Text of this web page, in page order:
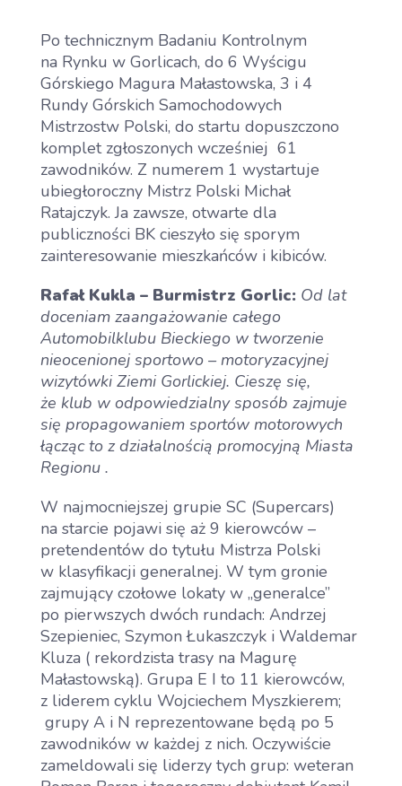
Po technicznym Badaniu Kontrolnym
na Rynku w Gorlicach, do 6 Wyścigu
Górskiego Magura Małastowska, 3 i 4
Rundy Górskich Samochodowych
Mistrzostw Polski, do startu dopuszczono
komplet zgłoszonych wcześniej 61
zawodników. Z numerem 1 wystartuje
ubiegłoroczny Mistrz Polski Michał
Ratajczyk. Ja zawsze, otwarte dla
publiczności BK cieszyło się sporym
zainteresowanie mieszkańców i kibiców.
Rafał Kukla – Burmistrz Gorlic: Od lat
doceniam zaangażowanie całego
Automobilklubu Bieckiego w tworzenie
nieocenionej sportowo – motoryzacyjnej
wizytówki Ziemi Gorlickiej. Cieszę się,
że klub w odpowiedzialny sposób zajmuje
się propagowaniem sportów motorowych
łącząc to z działalnością promocyjną Miasta
Regionu .
W najmocniejszej grupie SC (Supercars)
na starcie pojawi się aż 9 kierowców –
pretendentów do tytułu Mistrza Polski
w klasyfikacji generalnej. W tym gronie
zajmujący czołowe lokaty w „generalce”
po pierwszych dwóch rundach: Andrzej
Szepieniec, Szymon Łukaszczyk i Waldemar
Kluza ( rekordzista trasy na Magurę
Małastowską). Grupa E I to 11 kierowców,
z liderem cyklu Wojciechem Myszkierem;
grupy A i N reprezentowane będą po 5
zawodników w każdej z nich. Oczywiście
zameldowali się liderzy tych grup: weteran